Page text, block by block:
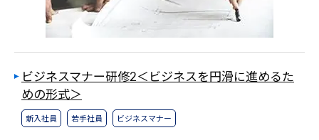
ビジネスマナー研修2＜ビジネスを円滑に進めるた
めの形式＞
新入社員 若手社員 ビジネスマナー